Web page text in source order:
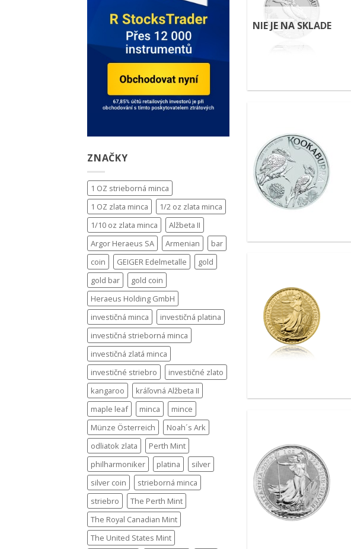
ZNAČKY
1 OZ strieborná minca
1 OZ zlata minca
1/2 oz zlata minca
1/10 oz zlata minca
Alžbeta II
Argor Heraeus SA
Armenian
bar
coin
GEIGER Edelmetalle
gold
gold bar
gold coin
Heraeus Holding GmbH
investičná minca
investičná platina
investičná strieborná minca
investičná zlatá minca
investičné striebro
investičné zlato
kangaroo
kráľovná Alžbeta II
maple leaf
minca
mince
Münze Österreich
Noah´s Ark
odliatok zlata
Perth Mint
philharmoniker
platina
silver
silver coin
strieborná minca
striebro
The Perth Mint
The Royal Canadian Mint
The United States Mint
NIE JE NA SKLADE
Pridať k
obľúbeným
Pridať k
obľúbeným
Pridať k
obľúbeným